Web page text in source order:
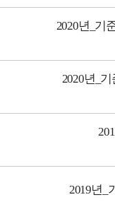
2020년_기
2020년_
2019년_